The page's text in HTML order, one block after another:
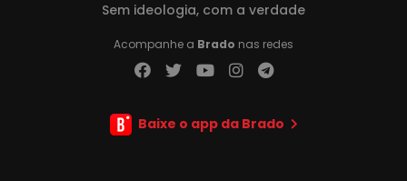
Sem ideologia, com a verdade
Acompanhe a Brado nas redes
Baixe o app da Brado